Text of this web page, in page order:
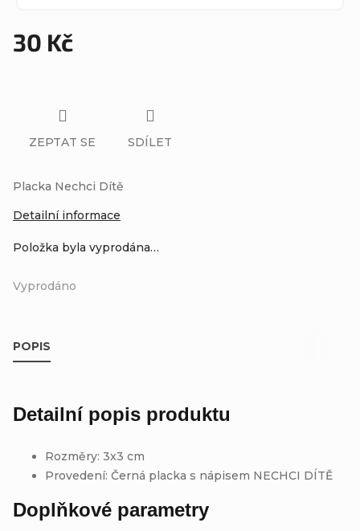
30 Kč
Vyprodáno
Položka byla vyprodána…
Placka Nechci Dítě
Detailní informace
ZEPTAT SE SDÍLET
POPIS
Detailní popis produktu
Rozměry: 3x3 cm
Provedení: Černá placka s nápisem NECHCI DÍTĚ
Doplňkové parametry